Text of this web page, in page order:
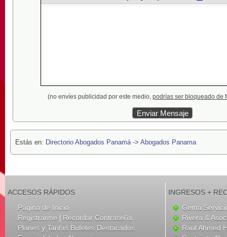
(no envíes publicidad por este medio, podrías ser bloqueado de
Estás en: Directorio Abogados Panamá-> Abogados Panama
ACCESOS RÁPIDOS
Página de Inicio
Registrarme | Recordar Contraseña
Planes y Tarifas Bufetes Destacados
INGRESOS +
Gema
Rivera &
Raul Ahmed